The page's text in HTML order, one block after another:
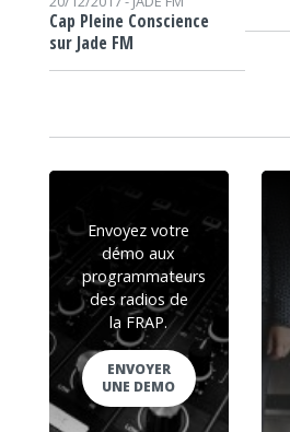
Cap Pleine Conscience
sur Jade FM
Envoyez votre
démo aux
programmateurs
des radios de
la FRAP.
ENVOYER
UNE DEMO